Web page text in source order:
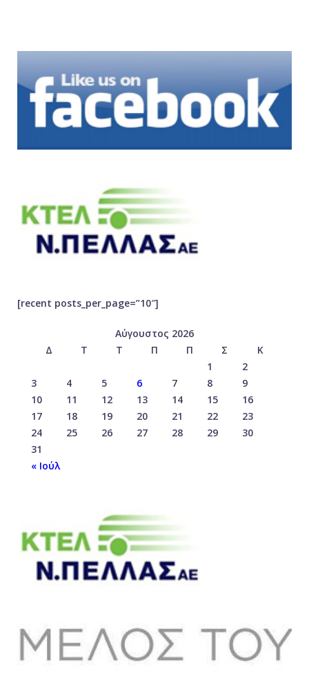
[recent posts_per_page=”10″]
Αύγουστος 2026
Δ
Τ Τ Π Π Σ
Κ
1
2
3
4 5 6 7 8
9
10
11 12 13 14 15
16
17
18 19 20 21 22
23
24
25 26 27 28 29
30
31
« Ιούλ